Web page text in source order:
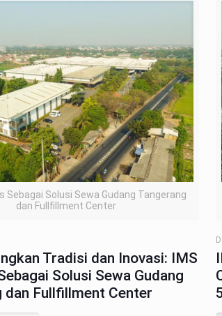
Sebagai Solusi Sewa Gudang Tangerang
dan Fullfillment Center
Tradisi dan Inovasi: IMS
Solusi Sewa Gudang
dan Fullfillment Center